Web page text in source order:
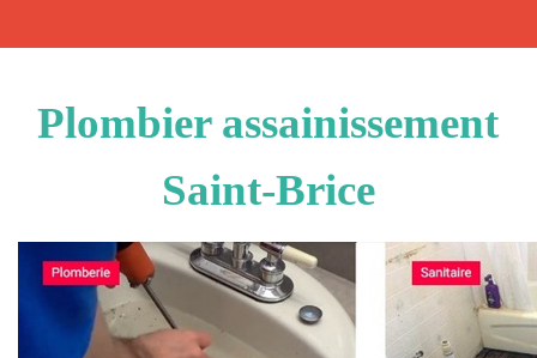
Plombier assainissement
Saint-Brice